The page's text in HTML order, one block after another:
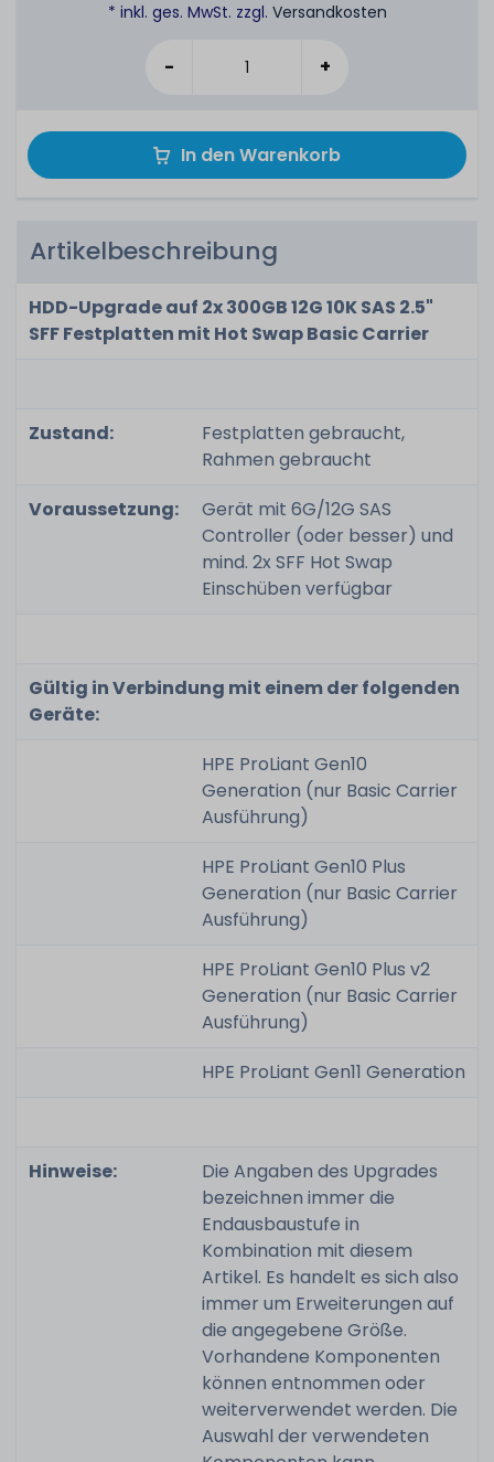
* inkl. ges. MwSt. zzgl. Versandkosten
- +
In den Warenkorb
Artikelbeschreibung
HDD-Upgrade auf 2x 300GB 12G 10K SAS 2.5"
SFF Festplatten mit Hot Swap Basic Carrier
Zustand:
Festplatten gebraucht,
Rahmen gebraucht
Voraussetzung:
Gerät mit 6G/12G SAS
Controller (oder besser) und
mind. 2x SFF Hot Swap
Einschüben verfügbar
Gültig in Verbindung mit einem der folgenden
Geräte:
HPE ProLiant Gen10
Generation (nur Basic Carrier
Ausführung)
HPE ProLiant Gen10 Plus
Generation (nur Basic Carrier
Ausführung)
HPE ProLiant Gen10 Plus v2
Generation (nur Basic Carrier
Ausführung)
HPE ProLiant Gen11 Generation
Hinweise:
Die Angaben des Upgrades
bezeichnen immer die
Endausbaustufe in
Kombination mit diesem
Artikel. Es handelt es sich also
immer um Erweiterungen auf
die angegebene Größe.
Vorhandene Komponenten
können entnommen oder
weiterverwendet werden. Die
Auswahl der verwendeten